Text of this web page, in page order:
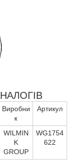
Виробни
к
Артикул
WILMIN
K
GROUP
WG1754
622